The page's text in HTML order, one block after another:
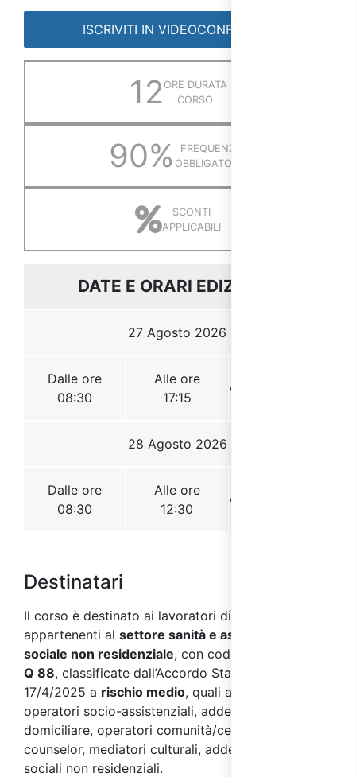
Destinatari
Il corso è destinato ai lavoratori di aziende
appartenenti al settore sanità e assistenza
sociale non residenziale, con codici
Q 88, classificate dall’Accordo Stato Regioni del
17/4/2025 a rischio medio, quali ad esempio:
operatori socio-assistenziali, addetti assistenza
domiciliare, operatori comunità/centri diurni,
counselor, mediatori culturali, addetti servizi
sociali non residenziali.